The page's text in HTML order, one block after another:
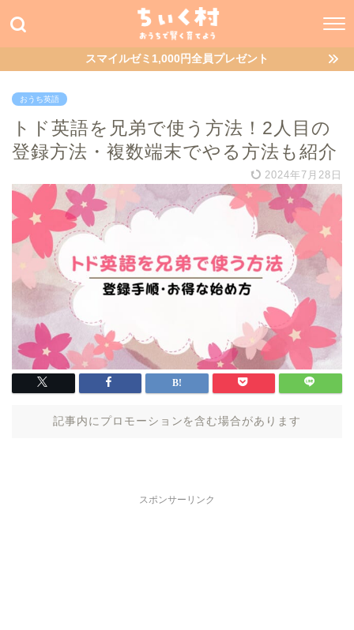
スマイルゼミ1,000円全員プレゼント
おうち英語
トド英語を兄弟で使う方法！2人目の
登録方法・複数端末でやる方法も紹介
2024年7月28日
記事内にプロモーションを含む場合があります
スポンサーリンク